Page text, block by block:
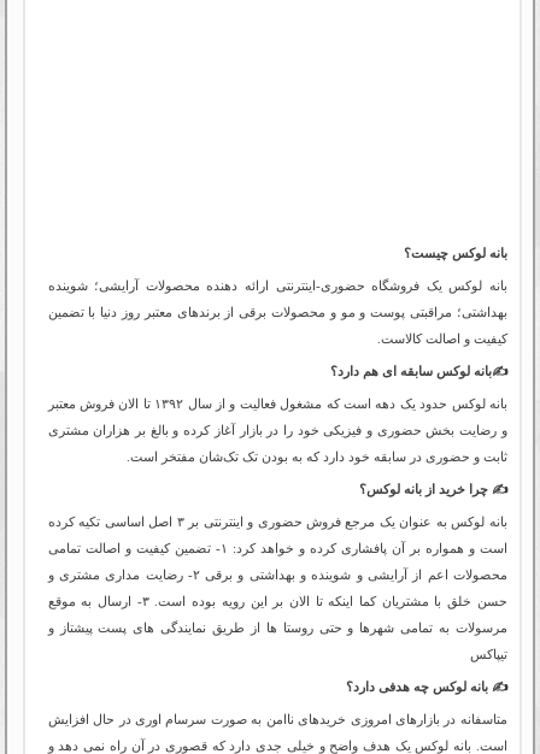
بانه لوکس چیست؟
بانه لوکس یک فروشگاه حضوری-اینترنتی ارائه دهنده محصولات آرایشی؛ شوینده
بهداشتی؛ مراقبتی پوست و مو و محصولات برقی از برندهای معتبر روز دنیا با تضمین
کیفیت و اصالت کالاست.
✍️بانه لوکس سابقه ای هم دارد؟
بانه لوکس حدود یک دهه است که مشغول فعالیت و از سال ۱۳۹۲ تا الان فروش معتبر
و رضایت بخش حضوری و فیزیکی خود را در بازار آغاز کرده و بالغ بر هزاران مشتری
ثابت و حضوری در سابقه خود دارد که به بودن تک تک‌شان مفتخر است.
✍️ چرا خرید از بانه لوکس؟
بانه لوکس به عنوان یک مرجع فروش حضوری و اینترنتی بر ۳ اصل اساسی تکیه کرده
است و همواره بر آن پافشاری کرده و خواهد کرد: ۱- تضمین کیفیت و اصالت تمامی
محصولات اعم از آرایشی و شوینده و بهداشتی و برقی ۲- رضایت مداری مشتری و
حسن خلق با مشتریان کما اینکه تا الان بر این رویه بوده است. ۳- ارسال به موقع
مرسولات به تمامی شهرها و حتی روستا ها از طریق نمایندگی های پست پیشتاز و
تیپاکس
✍️ بانه لوکس چه هدفی دارد؟
متاسفانه در بازارهای امروزی خریدهای ناامن به صورت سرسام اوری در حال افزایش
است. بانه لوکس یک هدف واضح و خیلی جدی دارد که قصوری در آن راه نمی دهد و